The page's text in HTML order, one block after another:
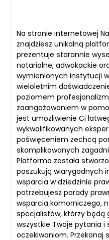
Na stronie internetowej
znajdziesz unikalną
prezentuje starannie
notarialne, adwokackie
wymienionych instytucji
wieloletnim
poziomem
zaangażowaniem w
jest umożliwienie Ci
wykwalifikowanych
poświęceniem zechcą
skomplikowanych
Platforma została
poszukują wiarygodnych
wsparcia w dziedzinie
potrzebujesz porady
wsparcia komorniczego,
specjalistów, którzy będą
wszystkie Twoje pytania i
oczekiwaniom. Przekonaj